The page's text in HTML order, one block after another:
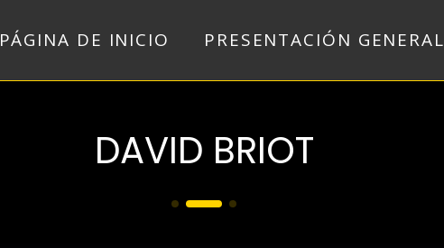
PÁGINA DE INICIO PRESENTACIÓN GENERAL
DAVID BRIOT